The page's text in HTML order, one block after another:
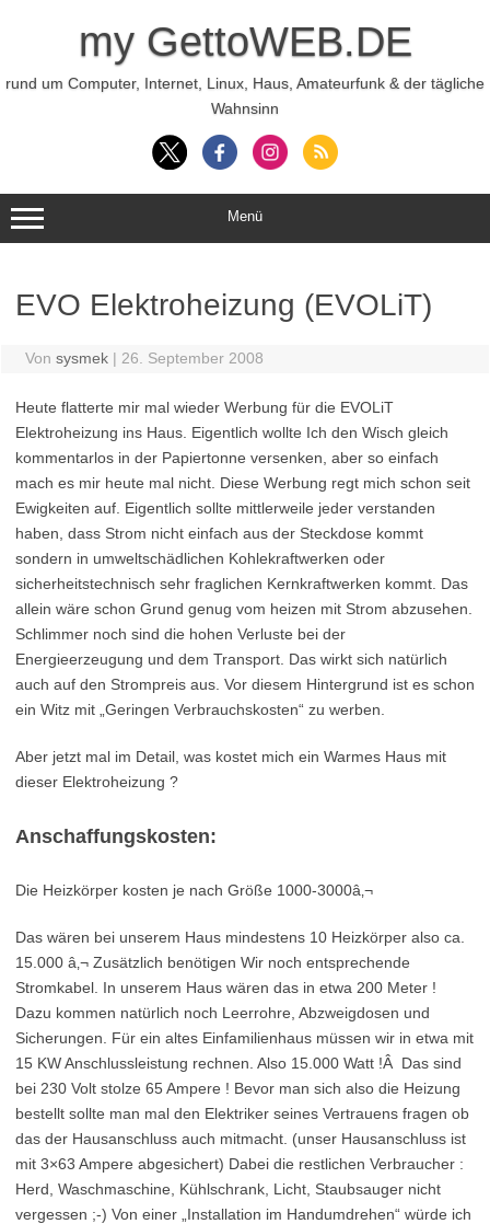
my GettoWEB.DE
rund um Computer, Internet, Linux, Haus, Amateurfunk & der tägliche
Wahnsinn
Menü
EVO Elektroheizung (EVOLiT)
Von sysmek | 26. September 2008
Heute flatterte mir mal wieder Werbung für die EVOLiT
Elektroheizung ins Haus. Eigentlich wollte Ich den Wisch gleich
kommentarlos in der Papiertonne versenken, aber so einfach
mach es mir heute mal nicht. Diese Werbung regt mich schon seit
Ewigkeiten auf. Eigentlich sollte mittlerweile jeder verstanden
haben, dass Strom nicht einfach aus der Steckdose kommt
sondern in umweltschädlichen Kohlekraftwerken oder
sicherheitstechnisch sehr fraglichen Kernkraftwerken kommt. Das
allein wäre schon Grund genug vom heizen mit Strom abzusehen.
Schlimmer noch sind die hohen Verluste bei der
Energieerzeugung und dem Transport. Das wirkt sich natürlich
auch auf den Strompreis aus. Vor diesem Hintergrund ist es schon
ein Witz mit „Geringen Verbrauchskosten“ zu werben.
Aber jetzt mal im Detail, was kostet mich ein Warmes Haus mit
dieser Elektroheizung ?
Anschaffungskosten:
Die Heizkörper kosten je nach Größe 1000-3000â‚¬
Das wären bei unserem Haus mindestens 10 Heizkörper also ca.
15.000 â‚¬ Zusätzlich benötigen Wir noch entsprechende
Stromkabel. In unserem Haus wären das in etwa 200 Meter !
Dazu kommen natürlich noch Leerrohre, Abzweigdosen und
Sicherungen. Für ein altes Einfamilienhaus müssen wir in etwa mit
15 KW Anschlussleistung rechnen. Also 15.000 Watt !Â Das sind
bei 230 Volt stolze 65 Ampere ! Bevor man sich also die Heizung
bestellt sollte man mal den Elektriker seines Vertrauens fragen ob
das der Hausanschluss auch mitmacht. (unser Hausanschluss ist
mit 3×63 Ampere abgesichert) Dabei die restlichen Verbraucher :
Herd, Waschmaschine, Kühlschrank, Licht, Staubsauger nicht
vergessen ;-) Von einer „Installation im Handumdrehen“ würde ich